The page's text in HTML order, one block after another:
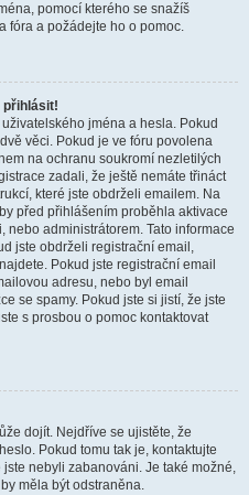
pomocí kterého se snažíš
fóra a požádejte ho o pomoc.
přihlásit!
jména a hesla. Pokud
věci. Pokud je ve fóru povolena
na ochranu soukromí nezletilých
zadali, že ještě nemáte třináct
které jste obdrželi emailem. Na
před přihlášením proběhla aktivace
nebo administrátorem. Tato informace
jste obdrželi registrační email,
Pokud jste registrační email
adresu, nebo byl email
se spamy. Pokud jste si jistí, že jste
s prosbou o pomoc kontaktovat
dojít. Nejdříve se ujistěte, že
Pokud tomu tak je, kontaktujte
nebyli zabanováni. Je také možné,
měla být odstraněna.